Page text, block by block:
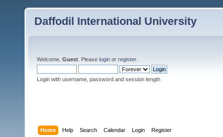
Daffodil International University
Welcome, Guest . Please login or register.
Login with username, password and session length
Home Help Search Calendar Login Register